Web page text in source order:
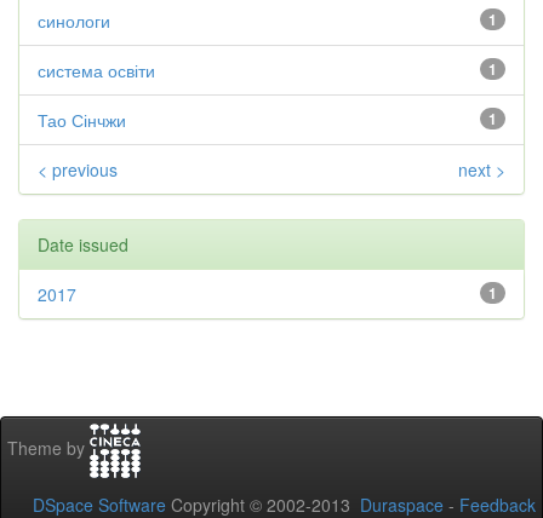
1
синологи
1
система освіти
1
Тао Сінчжи
< previous next >
Date issued
1
2017
Theme by
DSpace Software Copyright © 2002-2013 Duraspace - Feedback